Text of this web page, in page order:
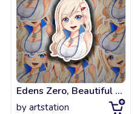
Edens Zero, Beautiful Rebecca Bluegarden Kawaii FanArt!
by artstation